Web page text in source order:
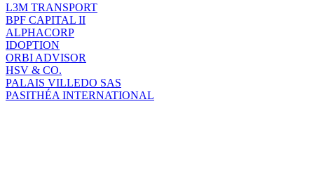
L3M TRANSPORT
BPF CAPITAL II
ALPHACORP
IDOPTION
ORBI ADVISOR
HSV & CO.
PALAIS VILLEDO SAS
PASITHÉA INTERNATIONAL